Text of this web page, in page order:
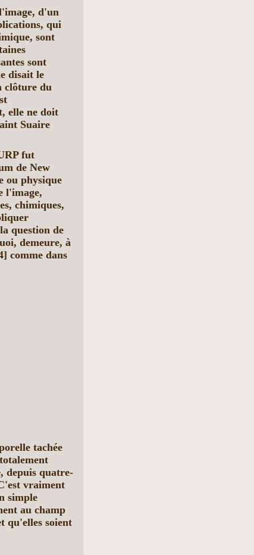
d'un
qui
sont
sont
disait le
clôture du
elle ne doit
Suaire
fut
de New
ou physique
l'image,
chimiques,
question de
demeure, à
comme dans
tachée
depuis quatre-
vraiment
simple
au champ
qu'elles soient